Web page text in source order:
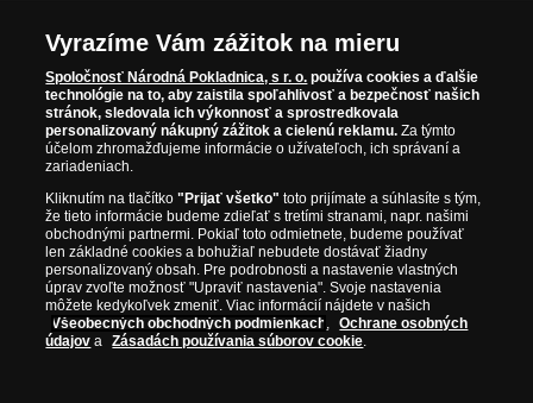
Parížska mincovňa, Nórska mincovňa, Fínska mincovňa alebo
Austrálska mincovňa Perth. Spoločnosť svojim zákazníkom a
zberateľom garantuje, že všetky produkty sú v originálnej a v
prvotriednej kvalite, čo je doložené aj priloženým Certifikátom
autentickosti.
Vyrazíme Vám zážitok na mieru
Spoločnosť Národná Pokladnica, s r. o. používa cookies a ďalšie
technológie na to, aby zaistila spoľahlivosť a bezpečnosť našich
stránok, sledovala ich výkonnosť a sprostredkovala
personalizovaný nákupný zážitok a cielenú reklamu. Za týmto
účelom zhromažďujeme informácie o užívateľoch, ich správaní a
zariadeniach.
Kliknutím na tlačítko"Prijať všetko" toto prijímate a súhlasíte s tým,
že tieto informácie budeme zdieľať s tretími stranami, napr. našimi
obchodnými partnermi. Pokiaľ toto odmietnete, budeme používať
len základné cookies a bohužiaľ nebudete dostávať žiadny
personalizovaný obsah. Pre podrobnosti a nastavenie vlastných
úprav zvoľte možnosť "Upraviť nastavenia". Svoje nastavenia
môžete kedykoľvek zmeniť. Viac informácií nájdete v našich
Všeobecných obchodných podmienkach ,
Ochrane osobných
údajov a Zásadách používania súborov cookie.